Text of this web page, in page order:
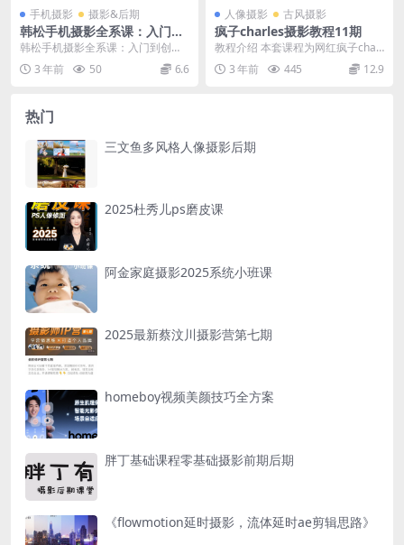
手机摄影 摄影&后期
韩松手机摄影全系课：入门到
创作
韩松手机摄影全系课：入门到创
作，30节完整教程下载价值199元
手机摄影爱好者，...
3 年前 50 6.6
人像摄影 古风摄影
疯子charles摄影教程11期
教程介绍 本套课程为网红疯子charl
es老师的古风人像摄影教程11期，
如果没听...
3 年前 445 12.9
热门
三文鱼多风格人像摄影后期
2025杜秀儿ps磨皮课
阿金家庭摄影2025系统小班课
2025最新蔡汶川摄影营第七期
homeboy视频美颜技巧全方案
胖丁基础课程零基础摄影前期后期
《flowmotion延时摄影，流体延时ae剪辑思路》